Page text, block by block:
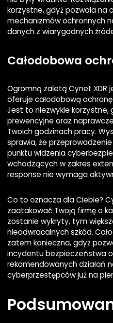
korzystne, gdyż pozwala na
mechanizmów ochronnych
danych z wiarygodnych
Całodobowa
Ogromną zaletą Cynet XDR
oferuje całodobową
Jest to niezwykle korzystne,
prewencyjne oraz
Twoich godzinach pracy.
sprawia, że
punktu widzenia
wchodzących w zakres
response nie wymaga
Co to oznacza dla Ciebie?
zaatakować Twoją firmę o
zostanie wykryty, tym
nieodwracalnych szkód.
zatem konieczna, gdyż
incydentu bezpieczeństwa
rekomendowanych działań
cyberprzestępców już na